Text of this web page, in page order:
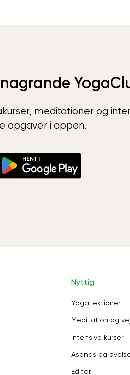
meditationer og
opgaver i appen.
Nyttig
Yoga lektioner
Meditation og
Intensive kurser
Asanas og
Editor